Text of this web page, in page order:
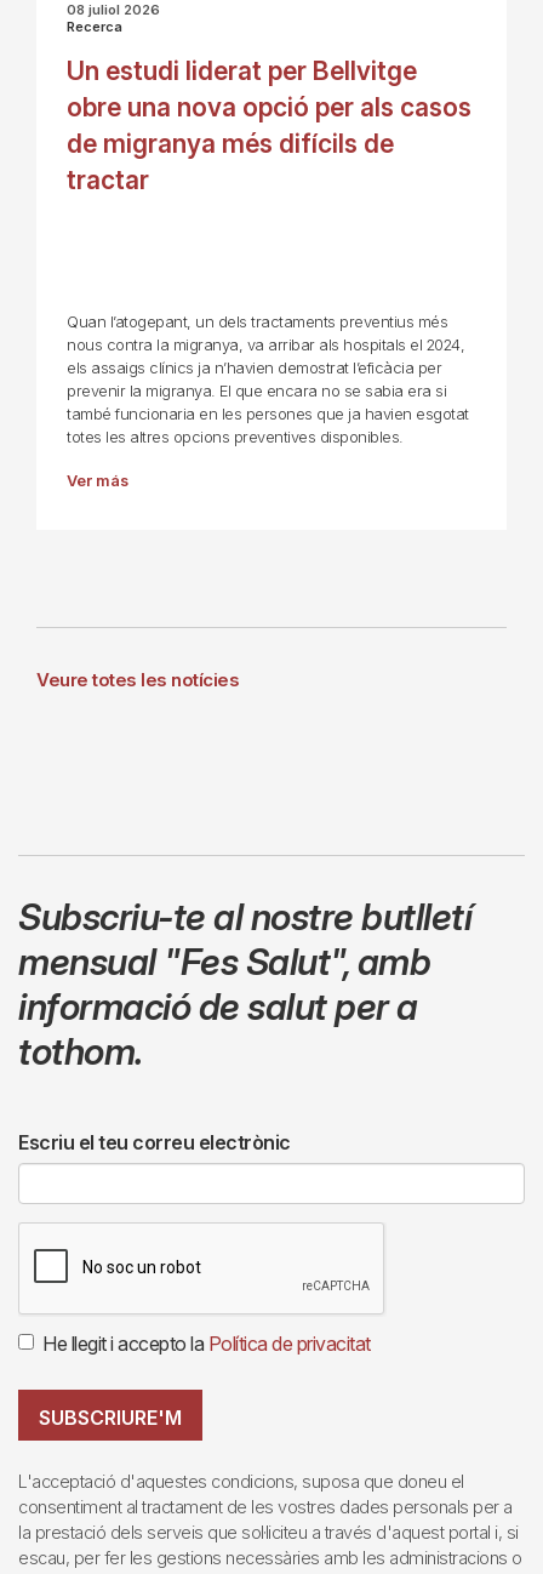
08 juliol 2026
Recerca
Un estudi liderat per Bellvitge
obre una nova opció per als casos
de migranya més difícils de
tractar
Quan l’atogepant, un dels tractaments preventius més
nous contra la migranya, va arribar als hospitals el 2024,
els assaigs clínics ja n’havien demostrat l’eficàcia per
prevenir la migranya. El que encara no se sabia era si
també funcionaria en les persones que ja havien esgotat
totes les altres opcions preventives disponibles.
Ver más
Veure totes les notícies
Subscriu-te al nostre butlletí
mensual "Fes Salut",amb
informació de salut per a
tothom.
Escriu el teu correu electrònic
He llegit i accepto la Política de privacitat
SUBSCRIURE'M
L'acceptació d'aquestes condicions, suposa que doneu el
consentiment al tractament de les vostres dades personals per a
la prestació dels serveis que sol·liciteu a través d'aquest portal i, si
escau, per fer les gestions necessàries amb les administracions o